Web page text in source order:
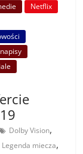
Netflix
Dolby Vision,
miecza,